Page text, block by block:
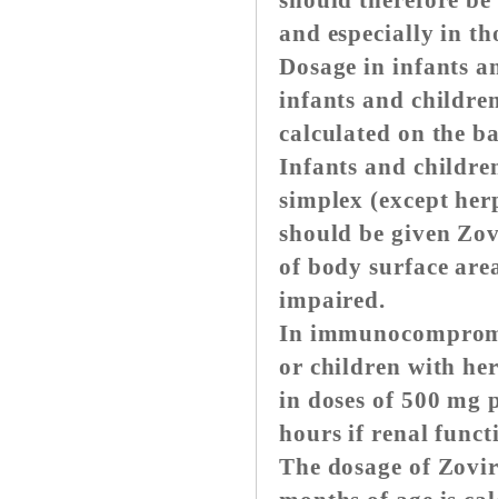
and especially in
Dosage in infants
infants and
calculated on the
Infants and
simplex (except
should be given
of body surface
impaired.
In
or children with
in doses of 500 mg
hours if renal
The dosage of